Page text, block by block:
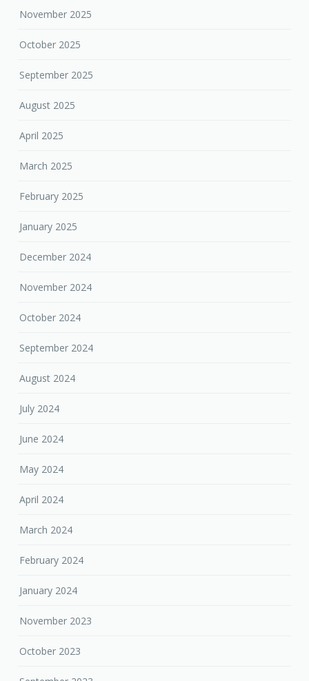
November 2025
October 2025
September 2025
August 2025
April 2025
March 2025
February 2025
January 2025
December 2024
November 2024
October 2024
September 2024
August 2024
July 2024
June 2024
May 2024
April 2024
March 2024
February 2024
January 2024
November 2023
October 2023